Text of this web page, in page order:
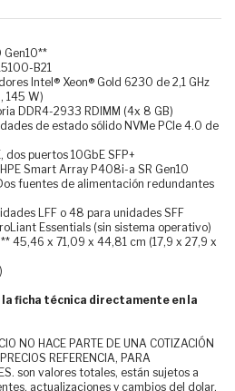
B21
Intel® Xeon® Gold 6230 de 2,1 GHz
145 W)
DDR4-2933 RDIMM (4x 8 GB)
de estado sólido NVMe PCIe 4.0 de
dos puertos 10GbE SFP+
Smart Array P408i-a SR Gen10
fuentes de alimentación redundantes
LFF o 48 para unidades SFF
Essentials (sin sistema operativo)
45,46 x 71,09 x 44,81 cm (17,9 x 27,9 x
ficha técnica directamente en la
NO HACE PARTE DE UNA COTIZACIÓN
REFERENCIA, PARA
son valores totales, están sujetos a
actualizaciones y cambios del dolar.